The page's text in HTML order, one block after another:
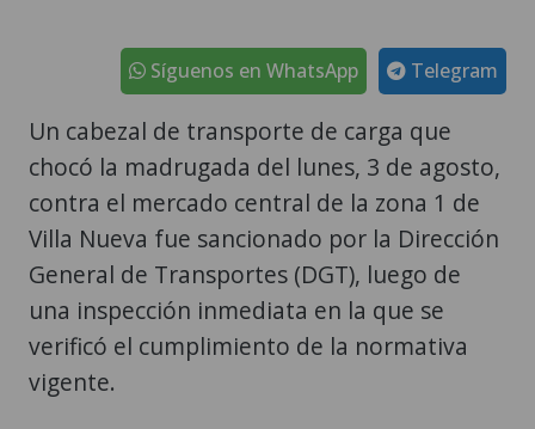
Telegram
Síguenos en WhatsApp
Un cabezal de transporte de carga que
chocó la madrugada del lunes, 3 de agosto,
contra el mercado central de la zona 1 de
Villa Nueva fue sancionado por la Dirección
General de Transportes (DGT), luego de
una inspección inmediata en la que se
verificó el cumplimiento de la normativa
vigente.